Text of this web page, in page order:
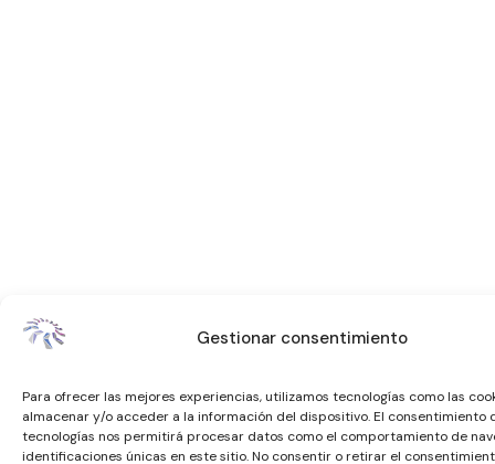
Gestionar consentimiento
Para ofrecer las mejores experiencias, utilizamos tecnologías como las
almacenar y/o acceder a la información del dispositivo. El consentimiento
tecnologías nos permitirá procesar datos como el comportamiento de
identificaciones únicas en este sitio. No consentir o retirar el